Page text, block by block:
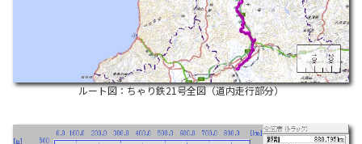
ルート図：ちゃり鉄21号全図（道内走行部分）